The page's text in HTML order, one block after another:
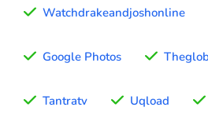
Watchdrakeandjoshonline
Google Photos
Tantratv Uqload